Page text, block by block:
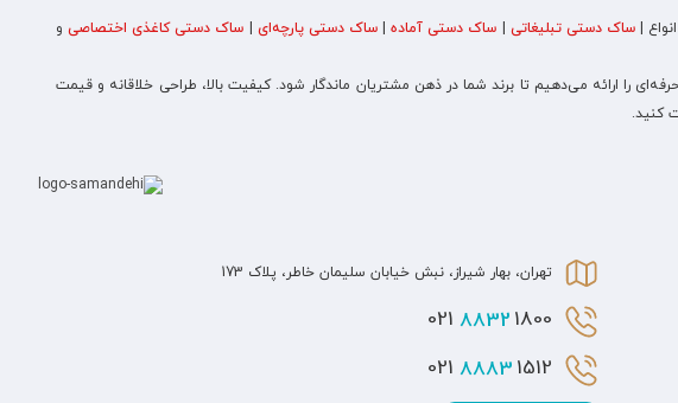
|ساک دستی تبلیغاتی ساک دستی آماده|ساک دستی پارچه‌ای ساک دستی کاغذی اختصاصیو
را ارائه می‌دهیم تا برند شما در ذهن مشتریان ماندگار شود. کیفیت بالا، طراحی خلاقانه و قیمت
کنید.
تهران، بهار شیراز، نبش خیابان سلیمان خاطر، پلاک 173
8832 1800 021
8883 1512 021